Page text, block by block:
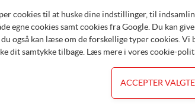
8.00 - 16.00
- 15.00
cookies til at huske dine indstillinger, til
egne cookies samt cookies fra Google. Du kan
også kan læse om de forskellige typer cookies. Vi
dit samtykke tilbage. Læs mere i vores cookie-